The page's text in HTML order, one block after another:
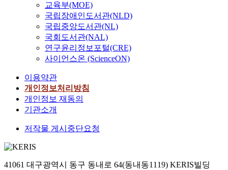
교육부(MOE)
국립장애인도서관(NLD)
국립중앙도서관(NL)
국회도서관(NAL)
연구윤리정보포털(CRE)
사이언스온 (ScienceON)
이용약관
개인정보처리방침
개인정보 재동의
기관소개
저작물 게시중단요청
41061 대구광역시 동구 동내로 64(동내동1119) KERIS빌딩